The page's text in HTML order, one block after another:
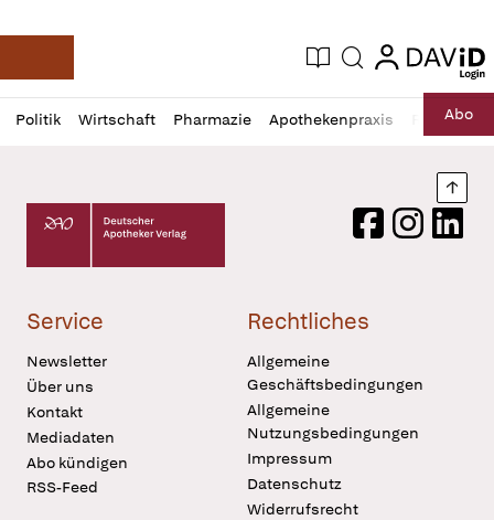
Deutsche Apotheker Zeitung
Aktuelle Ausgabe
Suche login
login
Politik Wirtschaft Pharmazie Apothekenpraxis RechtAbo
Profil
öffnen
Daz
Pur
Deutscher Apotheker Verlag Logo
FacebookInstagram
Service
Newsletter
Über uns
Kontakt
Mediadaten
Abo kündigen
RSS-Feed
Rechtliches
Allgemeine
Geschäftsbedingungen
Allgemeine
Nutzungsbedingungen
Impressum
Datenschutz
Widerrufsrecht